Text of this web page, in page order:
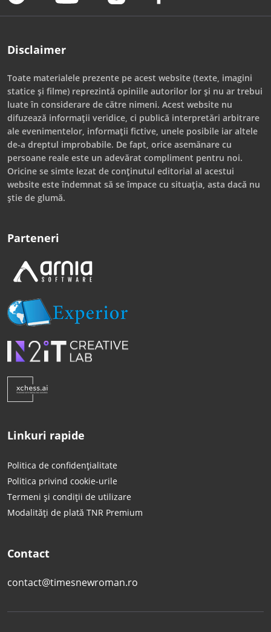
Disclaimer
Toate materialele prezente pe acest website (texte, imagini
statice și filme) reprezintă opiniile autorilor lor și nu ar trebui
luate în considerare de către nimeni. Acest website nu
difuzează informații veridice, ci publică interpretări arbitrare
ale evenimentelor, informații fictive, unele posibile iar altele
de-a dreptul improbabile. De fapt, orice asemănare cu
persoane reale este un adevărat compliment pentru noi.
Oricine se simte lezat de conținutul editorial al acestui
website este îndemnat să se împace cu situația, asta dacă nu
știe de glumă.
Parteneri
Linkuri rapide
Politica de confidențialitate
Politica privind cookie-urile
Termeni și condiții de utilizare
Modalități de plată TNR Premium
Contact
contact@timesnewroman.ro